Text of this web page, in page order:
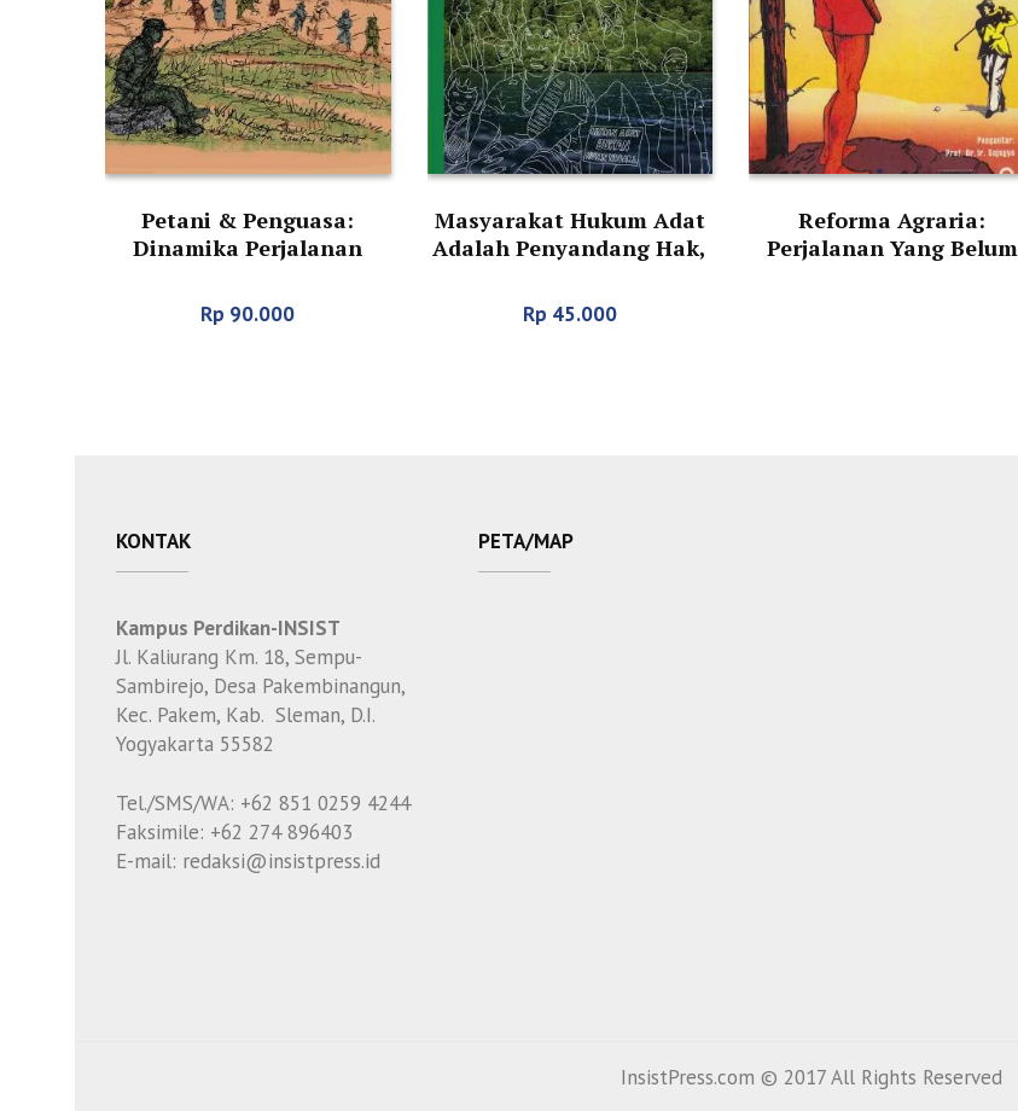
Petani & Penguasa:
Dinamika Perjalanan
Rp 90.000
Masyarakat Hukum Adat
Adalah Penyandang Hak,
Pemilik Wilayah Adatnya
Rp 45.000
Reforma Agraria:
Perjalanan Yang Belum
KONTAK
Kampus Perdikan-INSIST
Jl. Kaliurang Km. 18, Sempu-
Sambirejo, Desa Pakembinangun,
Kec. Pakem, Kab. Sleman, D.I.
Yogyakarta 55582
Tel./SMS/WA: +62 851 0259 4244
Faksimile: +62 274 896403
E-mail: redaksi@insistpress.id
PETA/MAP
InsistPress.com © 2017 All Rights Reserved